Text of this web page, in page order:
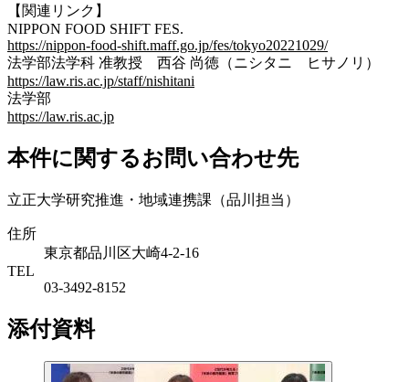
【関連リンク】
NIPPON FOOD SHIFT FES.
https://nippon-food-shift.maff.go.jp/fes/tokyo20221029/
法学部法学科 准教授 西谷 尚徳（ニシタニ ヒサノリ）
https://law.ris.ac.jp/staff/nishitani
法学部
https://law.ris.ac.jp
本件に関するお問い合わせ先
立正大学研究推進・地域連携課（品川担当）
住所
東京都品川区大崎4-2-16
TEL
03-3492-8152
添付資料